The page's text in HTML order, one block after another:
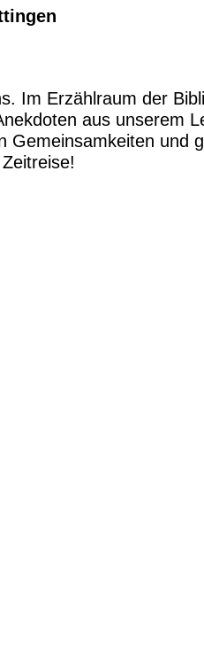
Im Erzählraum der
aus unserem
Gemeinsamkeiten und